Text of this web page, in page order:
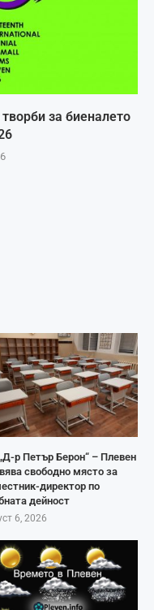
за биеналето
р Петър Берон“ – Плевен
свободно място за
директор по
дейност
6, 2026